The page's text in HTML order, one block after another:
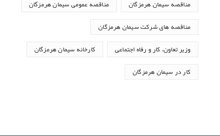
مناقصه سیمان هرمزگان مناقصه عمومی سیمان هرمزگان
مناقصه های شرکت سیمان هرمزگان
وزیر تعاون، کار و رفاه اجتماعی کارخانه سیمان هرمزگان
کار در سیمان هرمزگان